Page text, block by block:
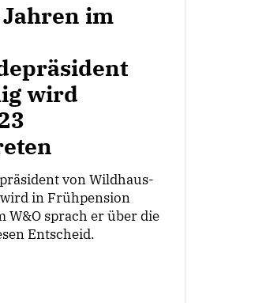
im
wird
von Wildhaus-
in Frühpension
W&O sprach er über die
Entscheid.